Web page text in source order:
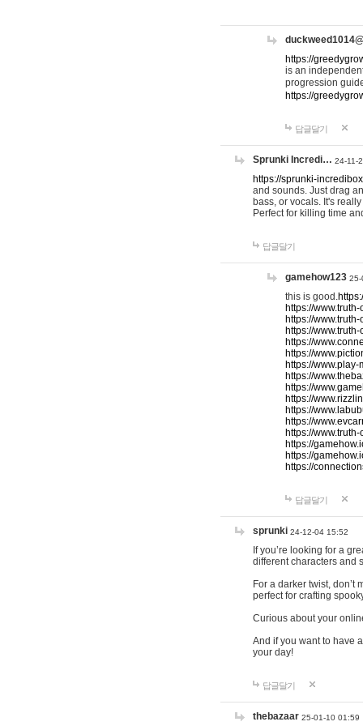
https://
is an
progression
https://
답글달기
Sprunki Incredi… 24-11-
https://sprunki-
and sounds. Just drag
bass, or vocals. It's
Perfect for killing time
답글달기
gamehow123 25-
this is good.
https://
https://
https://
https://
https://
https://
https://
https://
https://
https://
https://
https://
https://
https://
https://
답글달기
sprunki 24-12-04 15:52
If you’re looking for a
different characters and
For a darker twist, don’t
perfect for crafting
Curious about your
And if you want to have
your day!
답글달기
thebazaar 25-01-10 01:59